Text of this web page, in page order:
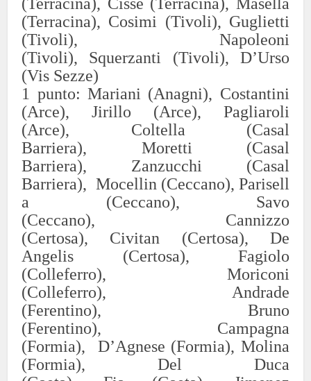
(Terracina), Cosimi (Tivoli), Guglietti
(Tivoli),
Napoleoni
(Tivoli), Squerzanti (Tivoli), D’Urso
(Vis Sezze)
1 punto: Mariani (Anagni), Costantini
(Arce),Jirillo (Arce), Pagliaroli
(Arce), Coltella (Casal
Barriera), Moretti (Casal
Barriera), Zanzucchi (Casal
Barriera), Mocellin (Ceccano), Parisell
a (Ceccano), Savo
(Ceccano), Cannizzo
(Certosa), Civitan (Certosa), De
Angelis (Certosa), Fagiolo
(Colleferro), Moriconi
(Colleferro), Andrade
(Ferentino), Bruno
(Ferentino), Campagna
(Formia),
D’Agnese (Formia), Molina
(Formia), Del Duca